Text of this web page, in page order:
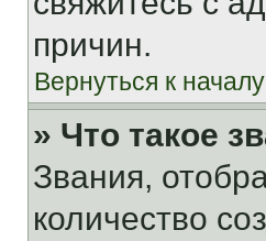
причин.
Вернуться к началу
» Что такое
Звания,
количество